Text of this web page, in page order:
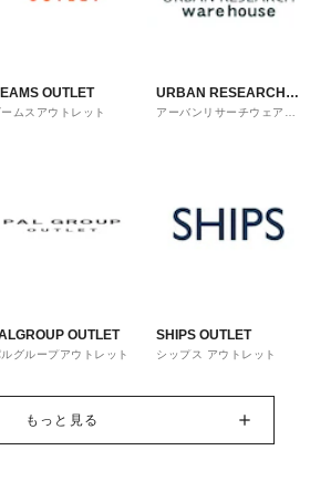
OUTLET
ームスアウトレット
URBAN RESEARCH
ware house
アーバンリサーチウェアハ
OUTLET
グループアウトレット
SHIPS OUTLET
シップス アウトレット
もっと見る